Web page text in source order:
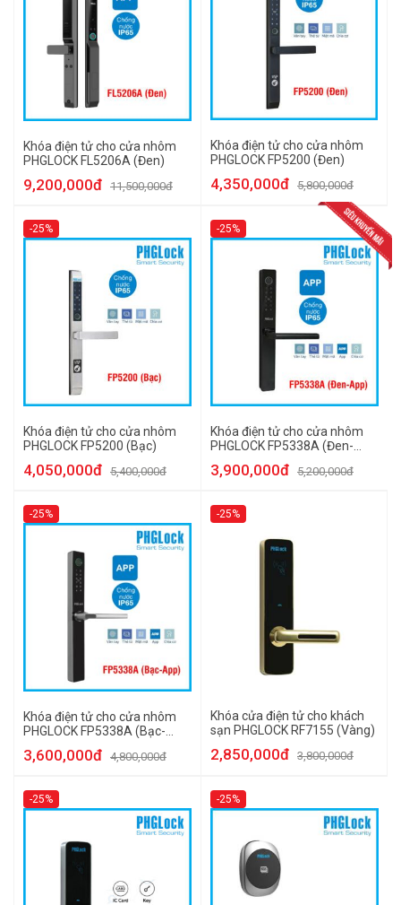
Khóa điện tử cho cửa nhôm
PHGLOCK FL5206A (Đen)
9,200,000đ 11,500,000đ
Khóa điện tử cho cửa nhôm
PHGLOCK FP5200 (Đen)
4,350,000đ 5,800,000đ
-25%
Khóa điện tử cho cửa nhôm
PHGLOCK FP5200 (Bạc)
4,050,000đ 5,400,000đ
-25%
Khóa điện tử cho cửa nhôm
PHGLOCK FP5338A (Đen-
3,900,000đ 5,200,000đ
-25%
Khóa điện tử cho cửa nhôm
PHGLOCK FP5338A (Bạc-
3,600,000đ 4,800,000đ
-25%
Khóa cửa điện tử cho khách
sạn PHGLOCK RF7155 (Vàng)
2,850,000đ 3,800,000đ
-25% -25%